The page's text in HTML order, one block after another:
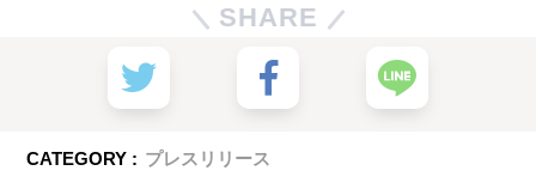
SHARE
CATEGORY : プレスリリース